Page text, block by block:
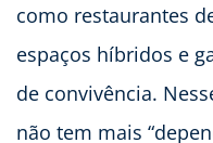
como restaurantes
espaços híbridos e
de convivência.
não tem mais